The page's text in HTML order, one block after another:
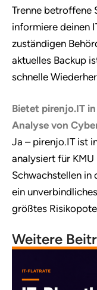
Trenne betroffene
informiere deinen
zuständigen
aktuelles Backup
schnelle
Bietet pirenjo.IT
Analyse von
Ja – pirenjo.IT ist
analysiert für
Schwachstellen in
ein
größtes
Weitere